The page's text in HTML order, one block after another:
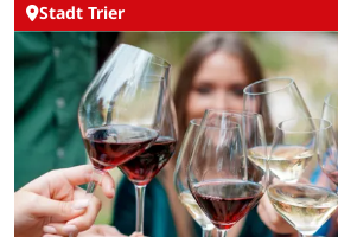
Stadt Trier